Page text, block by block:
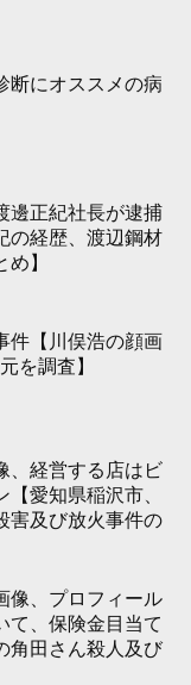
断にオススメの病
邊正紀社長が逮捕
の経歴、渡辺鋼材
】
件【川俣浩の顔画
を調査】
、経営する店はビ
【愛知県稲沢市、
害及び放火事件の
像、プロフィール
て、保険金目当て
角田さん殺人及び